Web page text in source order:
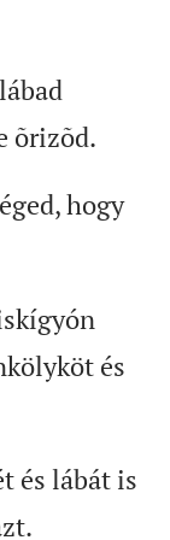
õrizõd.
hogy
és
és lábát is